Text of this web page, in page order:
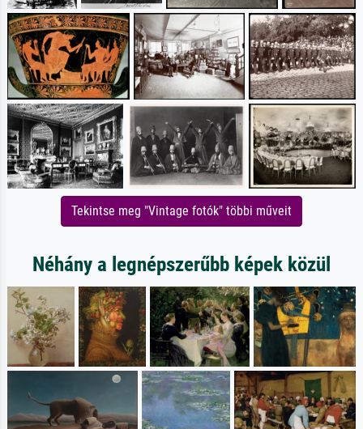
Tekintse meg "Vintage fotók" többi műveit
Néhány a legnépszerűbb képek közül